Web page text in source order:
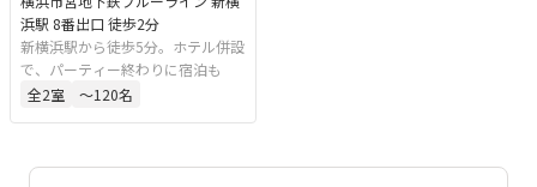
浜駅 8番出口 徒歩2分
新横浜駅から徒歩5分。ホテル併設
で、パーティー終わりに宿泊も
全2室 〜120名